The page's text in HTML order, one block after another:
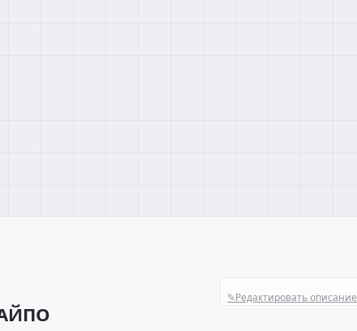
✎Редактировать описание